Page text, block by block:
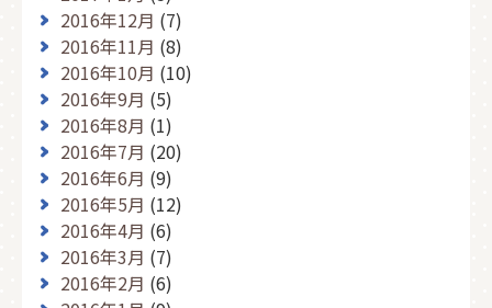
2016年12月 (7)
2016年11月 (8)
2016年10月 (10)
2016年9月 (5)
2016年8月 (1)
2016年7月 (20)
2016年6月 (9)
2016年5月 (12)
2016年4月 (6)
2016年3月 (7)
2016年2月 (6)